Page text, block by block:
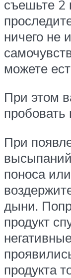
съешьте 2
ничего не
можете
При этом
При
поноса
дыни.
продукт
продукта